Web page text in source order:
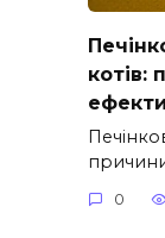
котів:
0